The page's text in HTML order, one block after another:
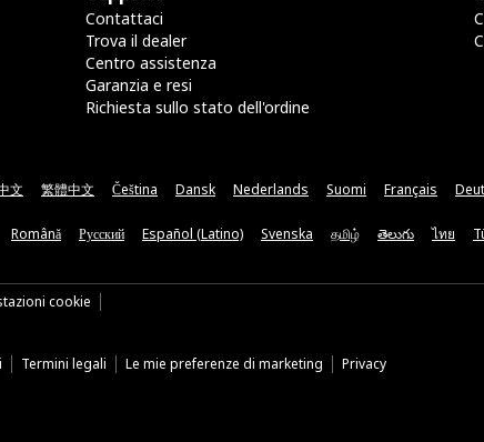
Contattaci
Trova il dealer
Centro assistenza
Garanzia e resi
Richiesta sullo stato dell'ordine
文 繁體中文 Čeština Dansk Nederlands Suomi Français
Română Русский Español (Latino) Svenska தமிழ் తెలుగు ไทย
cookie
Termini legali Le mie preferenze di marketing Privacy